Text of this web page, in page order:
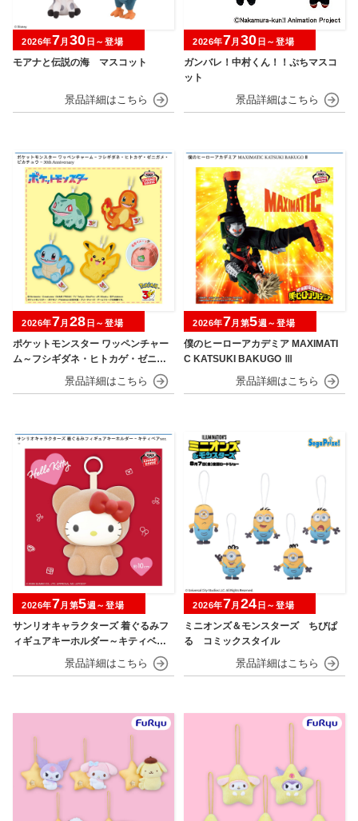
モアナと伝説の海 マスコット
2026年7月 30 日～登場
ガンバレ！中村くん！！ぷちマスコ
ット
2026年7月 30 日～登場
ポケットモンスター ワッペンチャー
ム～フシギダネ・ヒトカゲ・ゼニガ
メ・ピカチュウ～30th Anniversary
2026年7月 28 日～登場
僕のヒーローアカデミア MAXIMATI
C KATSUKI BAKUGO Ⅲ
2026年7月第5週～登場
サンリオキャラクターズ 着ぐるみフ
ィギュアキーホルダー～キティベアv
2026年7月第5週～登場
ミニオンズ＆モンスターズ ちびぱ
る コミックスタイル
2026年7月 24 日～登場